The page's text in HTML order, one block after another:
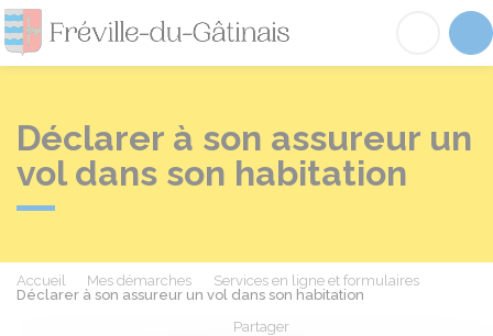
Fréville-du-
Déclarer à son assureur un
vol dans son habitation
Accueil Mes démarches
Services en ligne et formulaires
Déclarer à son assureur un vol dans son habitation
Partager